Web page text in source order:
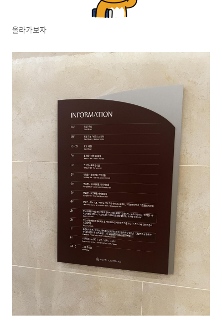
올라가보자